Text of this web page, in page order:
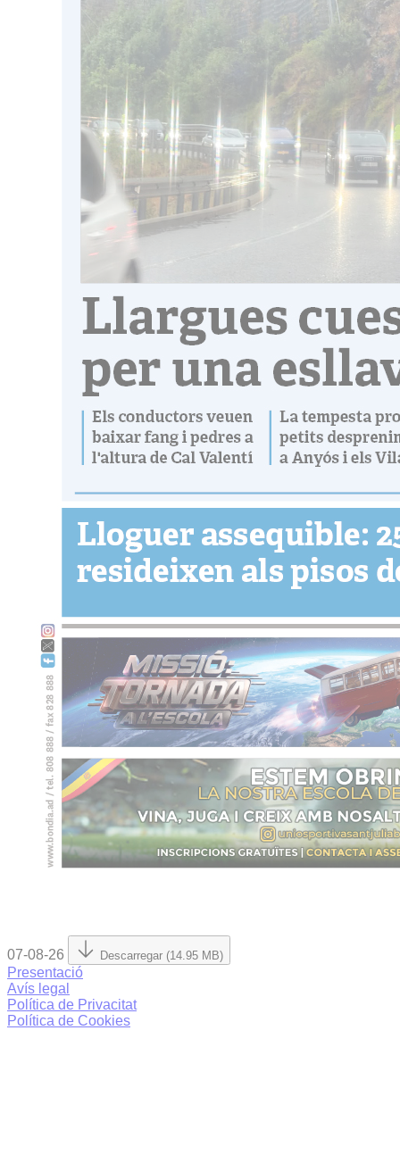
07-08-26 Descarregar (14.95 MB)
Presentació
Avís legal
Política de Privacitat
Política de Cookies